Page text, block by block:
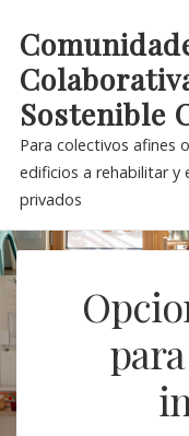
content
Sostenible
Para colectivos afines
edificios a rehabilitar y
privados